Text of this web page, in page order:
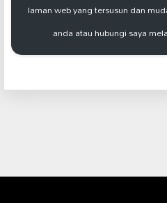
laman web yang tersusun dan
anda atau hubungi saya